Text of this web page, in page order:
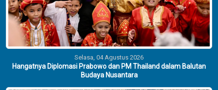
Selasa, 04 Agustus 2026
Hangatnya Diplomasi Prabowo dan PM Thailand dalam Balutan
Budaya Nusantara